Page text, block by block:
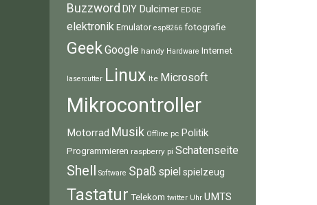
Buzzword DIY Dulcimer EDGE
elektronik Emulator esp8266 fotografie
GeekGoogle handy Hardware Internet
lasercutter Linux lte Microsoft
Mikrocontroller
Motorrad Musik Offline pc Politik
Programmieren raspberry pi Schatenseite
Shell Software Spaß spiel spielzeug
Tastatur Telekom twitter Uhr UMTS